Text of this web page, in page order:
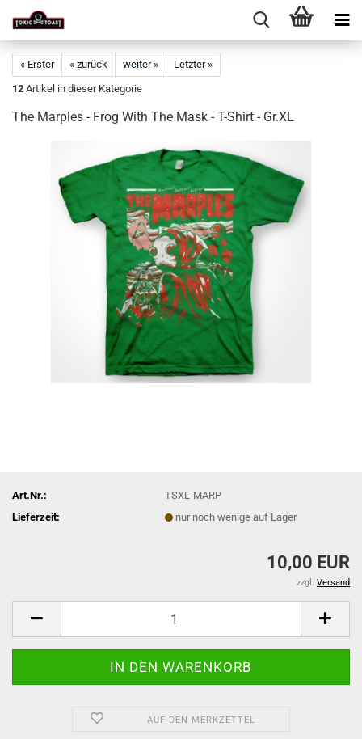
« Erster « zurück weiter »
Letzter »
12 Artikel in dieser Kategorie
The Marples - Frog With The Mask - T-Shirt - Gr.XL
Art.Nr.:
TSXL-MARP
Lieferzeit:
nur noch wenige auf Lager
10,00 EUR
zzgl. Versand
AUF DEN MERKZETTEL